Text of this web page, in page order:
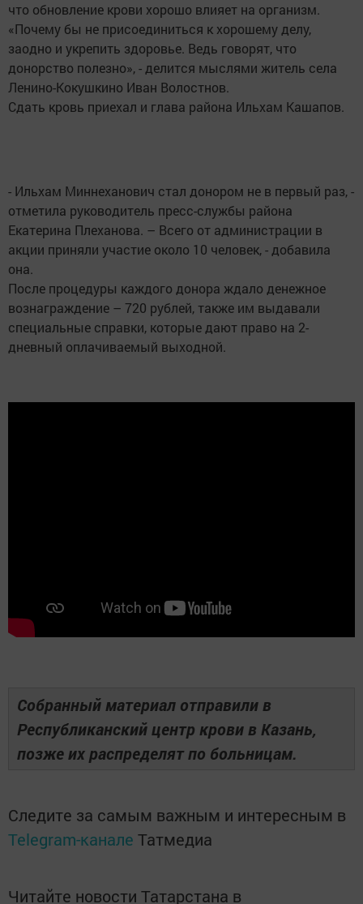
что обновление крови хорошо влияет на организм.
«Почему бы не присоединиться к хорошему делу,
заодно и укрепить здоровье. Ведь говорят, что
донорство полезно», - делится мыслями житель села
Ленино-Кокушкино Иван Волостнов.
Сдать кровь приехал и глава района Ильхам Кашапов.
- Ильхам Миннеханович стал донором не в первый раз, -
отметила руководитель пресс-службы района
Екатерина Плеханова. – Всего от администрации в
акции приняли участие около 10 человек, - добавила
она.
После процедуры каждого донора ждало денежное
вознаграждение – 720 рублей, также им выдавали
специальные справки, которые дают право на 2-
дневный оплачиваемый выходной.
Собранный материал отправили в
Республиканский центр крови в Казань,
позже их распределят по больницам.
Следите за самым важным и интересным в
Telegram-канале Татмедиа
Читайте новости Татарстана в